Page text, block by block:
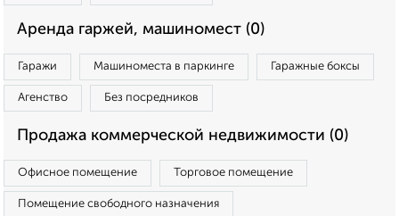
Аренда гаржей, машиномест (0)
Гаражи Машиноместа в паркинге Гаражные боксы
Агенство Без посредников
Продажа коммерческой недвижимости (0)
Офисное помещение Торговое помещение
Помещение свободного назначения